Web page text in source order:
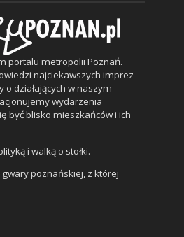
portalu metropolii Poznań.
najciekawszych imprez
o działających w naszym
wydarzenia
być blisko mieszkańców i ich
i walką o stołki.
poznańskiej, z której